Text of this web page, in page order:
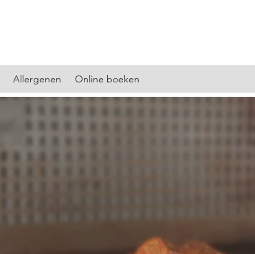
Allergenen Online boeken